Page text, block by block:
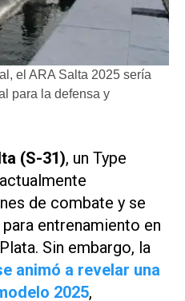
el ARA Salta 2025 sería
para la defensa y
(S-31), un Type
de combate y se
entrenamiento en
Sin embargo, la
animó a revelar una
2025,